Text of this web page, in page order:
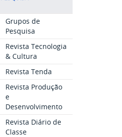
Grupos de
Pesquisa
Revista Tecnologia
& Cultura
Revista Tenda
Revista Produção
e
Desenvolvimento
Revista Diário de
Classe